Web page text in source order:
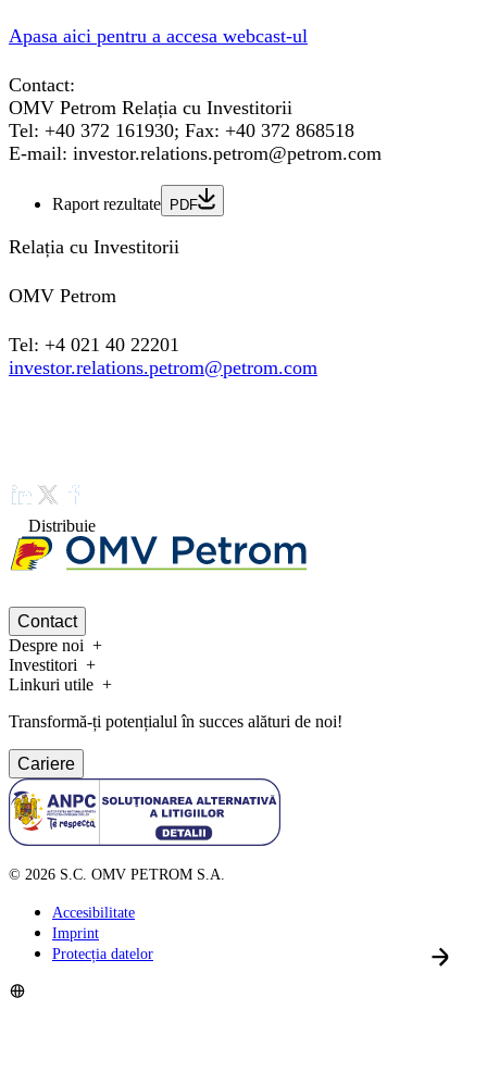
Apasa aici pentru a accesa webcast-ul
Contact:
OMV Petrom Relația cu Investitorii
Tel: +40 372 161930; Fax: +40 372 868518
E-mail: investor.relations.petrom@petrom.com
Raport rezultate PDF
Relația cu Investitorii
OMV Petrom
Tel: +4 021 40 22201
investor.relations.petrom@petrom.com
Distribuie
Contact
Despre noi
Investitori
Linkuri utile
Transformă-ți potențialul în succes alături de noi!
Cariere
© 2026 S.C. OMV PETROM S.A.
Accesibilitate
Imprint
Protecția datelor